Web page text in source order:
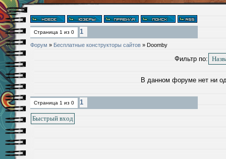
Страница 1 из 0 1
Форум » Бесплатные конструкторы сайтов » Doomby
Фильтр по:
В данном форуме нет ни
Страница 1 из 0 1